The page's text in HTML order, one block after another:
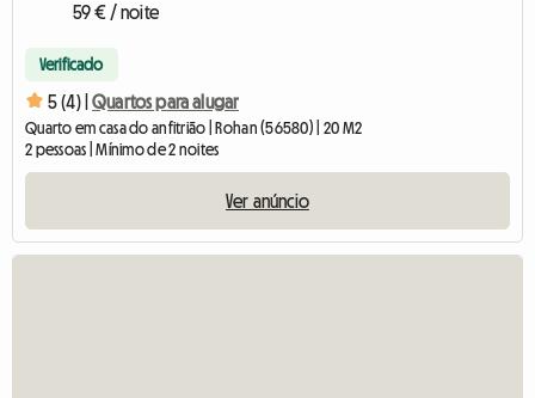
59 € / noite
Verificado
5 (4) | Quartos para alugar
Quarto em casa do anfitrião | Rohan (56580) | 20 M2
2 pessoas | Mínimo de 2 noites
Ver anúncio